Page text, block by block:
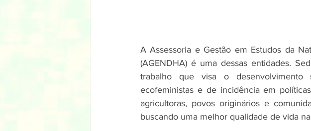
A Assessoria e Gestão em Estudos da
(AGENDHA) é uma dessas entidades.
trabalho que visa o desenvolvimento
ecofeministas e de incidência em
agricultoras, povos originários e
buscando uma melhor qualidade de vida